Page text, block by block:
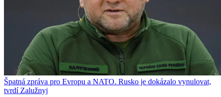
Špatná zpráva pro Evropu a NATO. Rusko je dokázalo vynulovat,
tvrdí Zalužnyj